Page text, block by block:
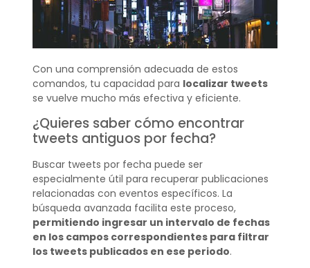
Con una comprensión adecuada de estos
comandos, tu capacidad para localizar tweets
se vuelve mucho más efectiva y eficiente.
¿Quieres saber cómo encontrar
tweets antiguos por fecha?
Buscar tweets por fecha puede ser
especialmente útil para recuperar publicaciones
relacionadas con eventos específicos. La
búsqueda avanzada facilita este proceso,
permitiendo ingresar un intervalo de fechas
en los campos correspondientes para filtrar
los tweets publicados en ese periodo.